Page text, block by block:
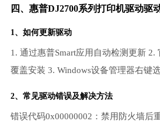
四、惠普DJ2700系列打印机驱动驱
1、如何更新驱动
1. 通过惠普Smart应用自动检测更新 2.
覆盖安装 3. Windows设备管理器右键
2、常见驱动错误及解决方法
错误代码0x00000002：禁用防火墙后